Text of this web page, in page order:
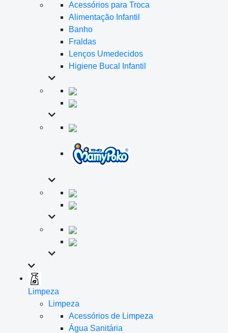
Acessórios para Troca
Alimentação Infantil
Banho
Fraldas
Lenços Umedecidos
Higiene Bucal Infantil
Limpeza
Limpeza
Acessórios de Limpeza
Água Sanitária